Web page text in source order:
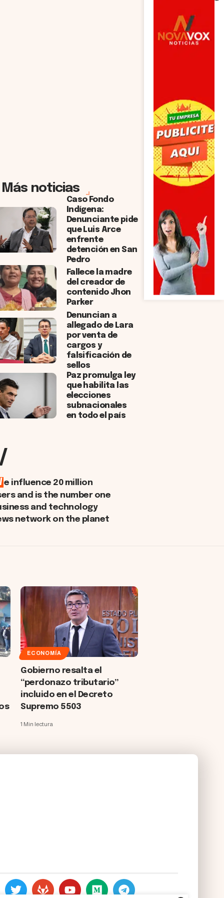
Más noticias
Caso Fondo
Indígena:
Denunciante pide
que Luis Arce
enfrente
detención en San
Pedro
Fallece la madre
del creador de
contenido Jhon
Parker
Denuncian a
allegado de Lara
por venta de
cargos y
falsificación de
sellos
Paz promulga ley
que habilita las
elecciones
subnacionales
en todo el país
e influence 20 million
and is the number one
and technology
network on the planet
ECONOMÍA
Gobierno resalta el
“perdonazo tributario”
incluido en el Decreto
Supremo 5503
1 Min lectura